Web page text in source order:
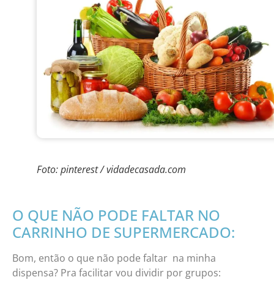
Foto: pinterest / vidadecasada.com
O QUE NÃO PODE FALTAR NO
CARRINHO DE SUPERMERCADO:
Bom, então o que não pode faltar na minha
dispensa? Pra facilitar vou dividir por grupos: